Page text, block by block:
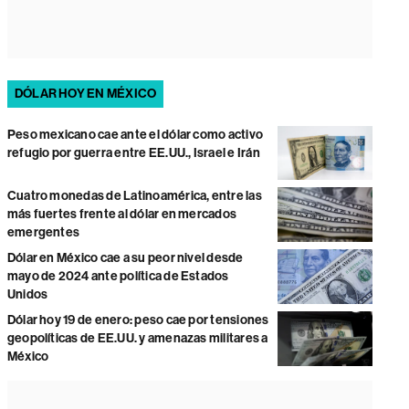
DÓLAR HOY EN MÉXICO
Peso mexicano cae ante el dólar como activo
refugio por guerra entre EE.UU., Israel e Irán
Cuatro monedas de Latinoamérica, entre las
más fuertes frente al dólar en mercados
emergentes
Dólar en México cae a su peor nivel desde
mayo de 2024 ante política de Estados
Unidos
Dólar hoy 19 de enero: peso cae por tensiones
geopolíticas de EE.UU. y amenazas militares a
México